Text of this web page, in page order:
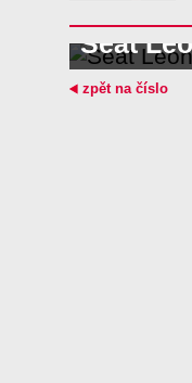
Seat
zpět na číslo